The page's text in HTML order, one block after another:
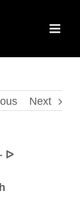
Next
ᐅ